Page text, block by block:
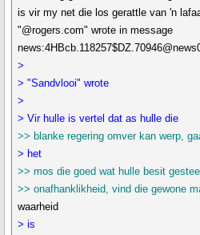
is vir my net die los gerattle van 'n
"@rogers.com" wrote in message
>
> "Sandvlooi" wrote
>
> Vir hulle is vertel dat as hulle die
>> blanke regering omver kan werp,
> het
>> mos die goed wat hulle besit
>> onafhanklikheid, vind die gewone
waarheid
> is